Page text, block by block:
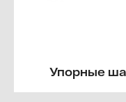
Упорные